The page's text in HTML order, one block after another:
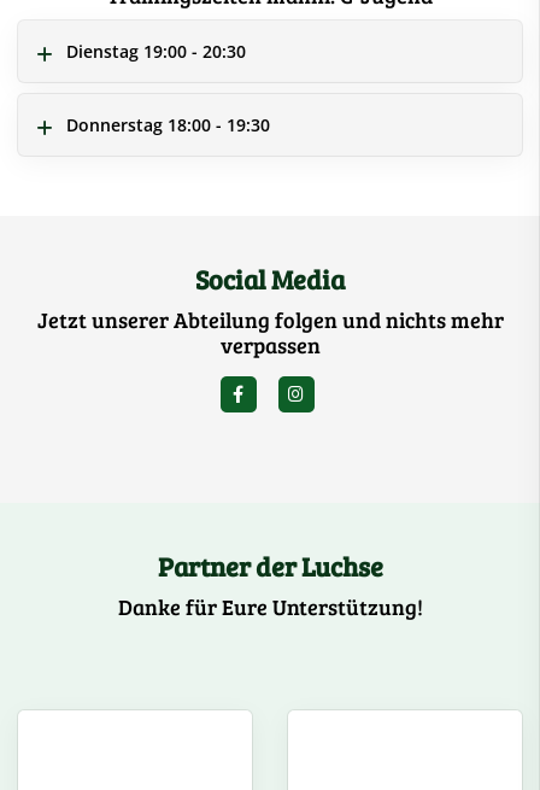
Dienstag 19:00 - 20:30
Donnerstag 18:00 - 19:30
Social Media
Jetzt unserer Abteilung folgen und nichts mehr
verpassen
Partner der Luchse
Danke für Eure Unterstützung!